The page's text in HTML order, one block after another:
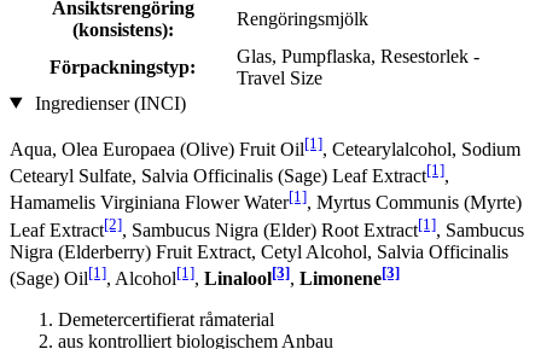
Ansiktsrengöring
(konsistens):
Rengöringsmjölk
Förpackningstyp:
Glas, Pumpflaska, Resestorlek -
Travel Size
Ingredienser (INCI)
Aqua, Olea Europaea (Olive) Fruit Oil[1], Cetearylalcohol, Sodium
Cetearyl Sulfate, Salvia Officinalis (Sage) Leaf Extract[1],
Hamamelis Virginiana Flower Water[1], Myrtus Communis (Myrte)
Leaf Extract[2], Sambucus Nigra (Elder) Root Extract[1], Sambucus
Nigra (Elderberry) Fruit Extract, Cetyl Alcohol, Salvia Officinalis
(Sage) Oil[1], Alcohol[1], Linalool[3], Limonene[3]
Demetercertifierat råmaterial
aus kontrolliert biologischem Anbau